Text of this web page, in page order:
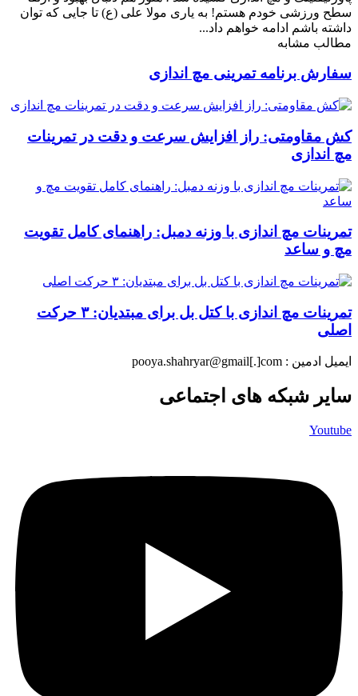
سطح ورزشی خودم هستم! به یاری مولا علی (ع) تا جایی که توان
داشته باشم ادامه خواهم داد...
مطالب مشابه
سفارش برنامه تمرینی مچ اندازی
کش مقاومتی: راز افزایش سرعت و دقت در تمرینات
مچ اندازی
تمرینات مچ اندازی با وزنه دمبل: راهنمای کامل تقویت
مچ و ساعد
تمرینات مچ اندازی با کتل بل برای مبتدیان: ۳ حرکت
اصلی
ایمیل ادمین : pooya.shahryar@gmail[.]com
سایر شبکه های اجتماعی
Youtube